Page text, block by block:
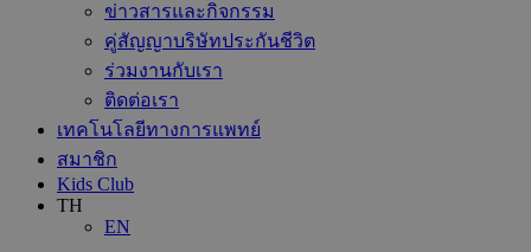
ข่าวสารและกิจกรรม
คู่สัญญาบริษัทประกันชีวิต
ร่วมงานกับเรา
ติดต่อเรา
เทคโนโลยีทางการแพทย์
สมาชิก
Kids Club
TH
EN